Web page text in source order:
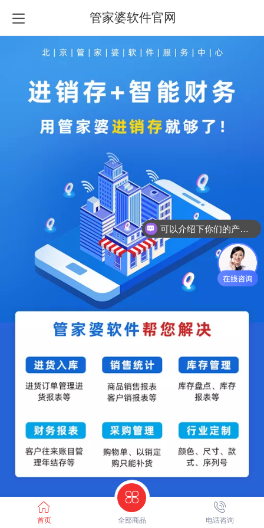
管家婆软件官网
首页 全部商品 电话咨询
可以介绍下你们的产品么？